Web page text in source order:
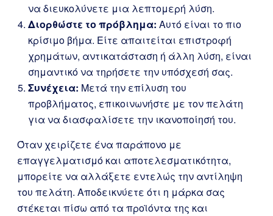
να διευκολύνετε μια λεπτομερή λύση.
Διορθώστε το πρόβλημα: Αυτό είναι το πιο
κρίσιμο βήμα. Είτε απαιτείται επιστροφή
χρημάτων, αντικατάσταση ή άλλη λύση, είναι
σημαντικό να τηρήσετε την υπόσχεσή σας.
Συνέχεια: Μετά την επίλυση του
προβλήματος, επικοινωνήστε με τον πελάτη
για να διασφαλίσετε την ικανοποίησή του.
Όταν χειρίζετε ένα παράπονο με
επαγγελματισμό και αποτελεσματικότητα,
μπορείτε να αλλάξετε εντελώς την αντίληψη
του πελάτη. Αποδεικνύετε ότι η μάρκα σας
στέκεται πίσω από τα προϊόντα της και